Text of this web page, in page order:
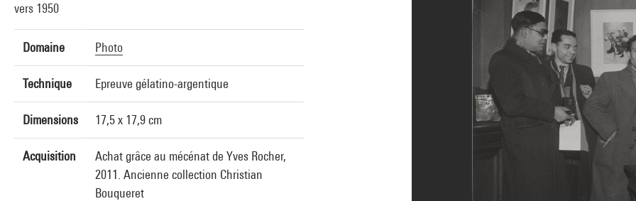
vers 1950
Domaine Photo
Technique Epreuve gélatino-argentique
Dimensions 17,5 x 17,9 cm
Acquisition
Achat grâce au mécénat de Yves Rocher,
2011. Ancienne collection Christian
Bouqueret